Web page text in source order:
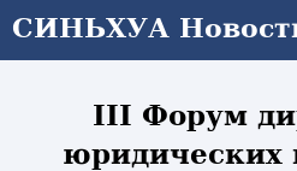
СИНЬХУА
СИНЬХУА
III Форум
юридических